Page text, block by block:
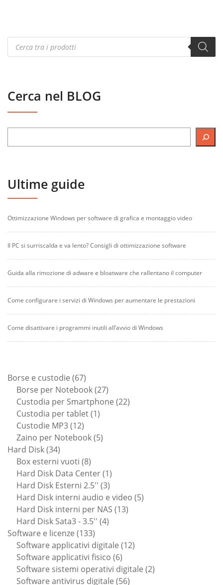
Products
search
Cerca nel BLOG
Ultime guide
Ottimizzazione Windows per software di grafica e montaggio video
Il PC si surriscalda e va lento? Consigli di ottimizzazione software
Guida alla rimozione di adware e bloatware che rallentano il computer
Come configurare i servizi di Windows per aumentare le prestazioni
Come disattivare i programmi inutili all’avvio di Windows
Borse e custodie 6767
prodotti
Borse per Notebook 2727
prodotti
Custodia per Smartphone 2222
Custodia per tablet 11
Custodie MP3 1212
prodotti
Zaino per Notebook 55
Hard Disk 3434
prodotti
Box esterni vuoti 88
prodotti
Hard Disk Data Center 11
prodotto
Hard Disk Esterni 2.5'' 33
prodotti
Hard Disk interni audio e video 55
Hard Disk interni per NAS 1313
Hard Disk Sata3 - 3.5'' 44
Software e licenze 133133
prodotti
Software applicativi digitale 1212
Software applicativi fisico 66
prodotti
Software sistemi operativi digitale 22
Software antivirus digitale 5656